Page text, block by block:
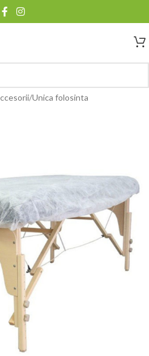
/Unica folosinta